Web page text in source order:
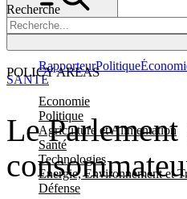
Recherche
POLICY AREAS
Economie
Politique
Agriculture et Alimentation
Santé
Technologies
Energie, Environnement et
Défense
RapporteurPolitique
Le
SANTÉ